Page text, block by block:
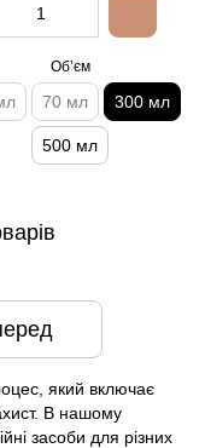
Обʼєм
70 мл 300 мл
500 мл
який включає
В нашому
засоби для різних